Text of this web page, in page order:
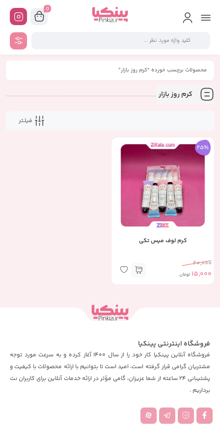
0
محصولات برچسب خورده “کرم روز بازار”
کرم روز بازار
فیلـتر
25%
کرم لوف میس تکی
20,000
15,000 تومان
فروشگاه اینترنتی پینکیا
فروشگاه آنلاین پینکیا کار خود را از سال 1400 آغاز کرده و به سرعت مورد توجه
مشتریان گرامی قرار گرفته است، امید است تا بتوانیم با ارائه محصولات با کیفیت و
پشتیبانی 24 ساعته از شما عزیزان، گامی مؤثر در ارائه خدمات آنلاین برای کاربران نت
برداریم .